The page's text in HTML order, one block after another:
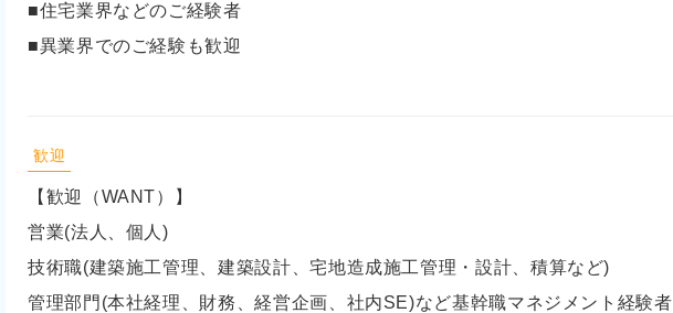
■住宅業界などのご経験者
■異業界でのご経験も歓迎
歓迎
【歓迎（WANT）】
営業(法人、個人)
技術職(建築施工管理、建築設計、宅地造成施工管理・設計、積算など)
管理部門(本社経理、財務、経営企画、社内SE)など基幹職マネジメント経験者